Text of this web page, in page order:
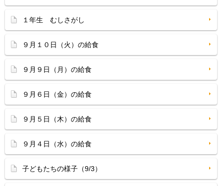
１年生 むしさがし
９月１０日（火）の給食
９月９日（月）の給食
９月６日（金）の給食
９月５日（木）の給食
９月４日（水）の給食
子どもたちの様子（9/3）